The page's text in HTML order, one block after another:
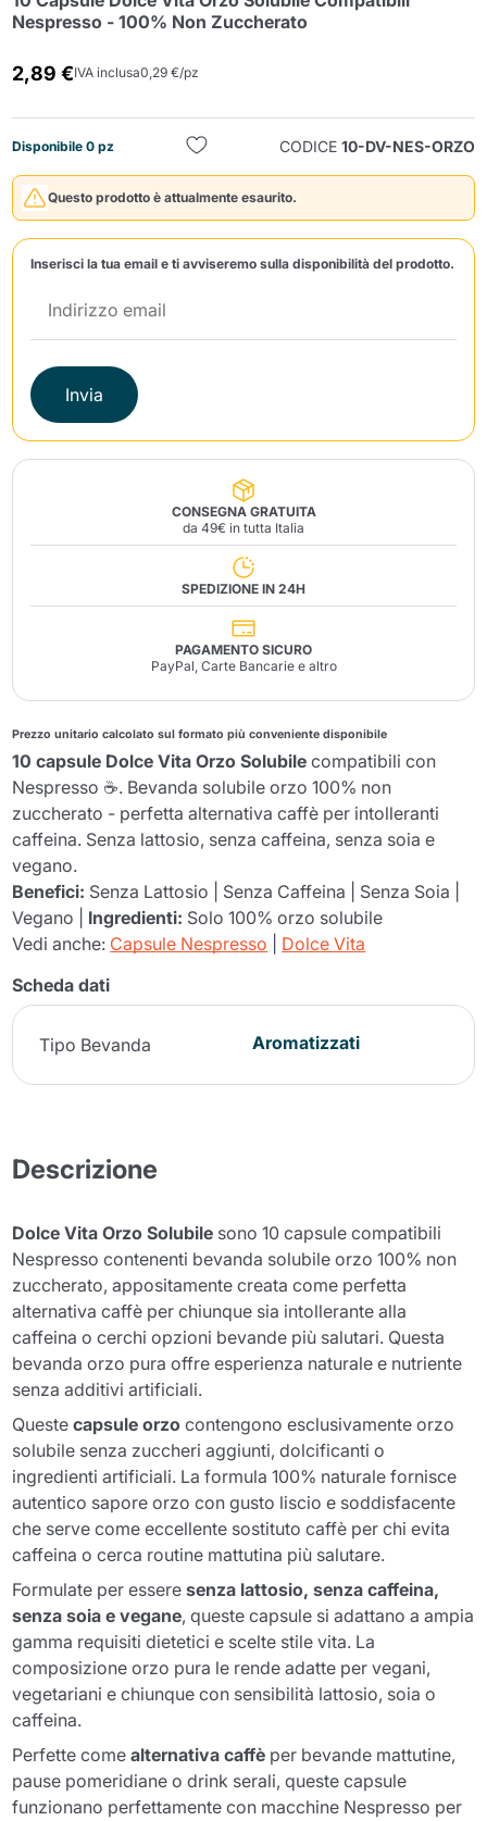
Nespresso - 100% Non Zuccherato
2,89 €IVA inclusa0,29 €/pz
Disponibile 0 pz CODICE 10-DV-NES-ORZO
Questo prodotto è attualmente esaurito.
Inserisci la tua email e ti avviseremo sulla disponibilità del prodotto.
Invia
CONSEGNA GRATUITA
da 49€ in tutta Italia
SPEDIZIONE IN 24H
PAGAMENTO SICURO
PayPal, Carte Bancarie e altro
Prezzo unitario calcolato sul formato più conveniente disponibile
10 capsule Dolce Vita Orzo Solubile compatibili con
Nespresso ☕. Bevanda solubile orzo 100% non
zuccherato - perfetta alternativa caffè per intolleranti
caffeina. Senza lattosio, senza caffeina, senza soia e
vegano.
Benefici: Senza Lattosio | Senza Caffeina | Senza Soia |
Vegano | Ingredienti: Solo 100% orzo solubile
Vedi anche: Capsule Nespresso
Dolce Vita
Scheda dati
Tipo Bevanda Aromatizzati
Descrizione
Dolce Vita Orzo Solubile sono 10 capsule compatibili
Nespresso contenenti bevanda solubile orzo 100% non
zuccherato, appositamente creata come perfetta
alternativa caffè per chiunque sia intollerante alla
caffeina o cerchi opzioni bevande più salutari. Questa
bevanda orzo pura offre esperienza naturale e nutriente
senza additivi artificiali.
Questecapsule orzo contengono esclusivamente orzo
solubile senza zuccheri aggiunti, dolcificanti o
ingredienti artificiali. La formula 100% naturale fornisce
autentico sapore orzo con gusto liscio e soddisfacente
che serve come eccellente sostituto caffè per chi evita
caffeina o cerca routine mattutina più salutare.
Formulate per esseresenza lattosio, senza caffeina,
senza soia e vegane, queste capsule si adattano a ampia
gamma requisiti dietetici e scelte stile vita. La
composizione orzo pura le rende adatte per vegani,
vegetariani e chiunque con sensibilità lattosio, soia o
caffeina.
Perfette comealternativa caffè per bevande mattutine,
pause pomeridiane o drink serali, queste capsule
funzionano perfettamente con macchine Nespresso per
Invia